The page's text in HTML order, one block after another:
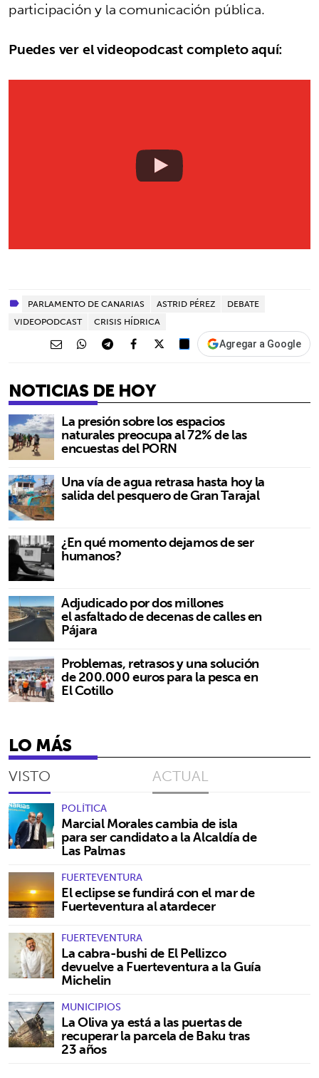
participación y la comunicación pública.
Puedes ver el videopodcast completo aquí:
PARLAMENTO DE CANARIAS ASTRID PÉREZ
DEBATE
VIDEOPODCAST
CRISIS HÍDRICA
Agregar a Google
NOTICIAS DE HOY
La presión sobre los espacios
naturales preocupa al 72% de las
encuestas del PORN
Una vía de agua retrasa hasta hoy la
salida del pesquero de Gran Tarajal
¿En qué momento dejamos de ser
humanos?
Adjudicado por dos millones
el asfaltado de decenas de calles en
Pájara
Problemas, retrasos y una solución
de 200.000 euros para la pesca en
El Cotillo
LO MÁS
VISTO ACTUAL
POLÍTICA
Marcial Morales cambia de isla
para ser candidato a la Alcaldía de
Las Palmas
FUERTEVENTURA
El eclipse se fundirá con el mar de
Fuerteventura al atardecer
FUERTEVENTURA
La cabra-bushi de El Pellizco
devuelve a Fuerteventura a la Guía
Michelin
MUNICIPIOS
La Oliva ya está a las puertas de
recuperar la parcela de Baku tras
23 años